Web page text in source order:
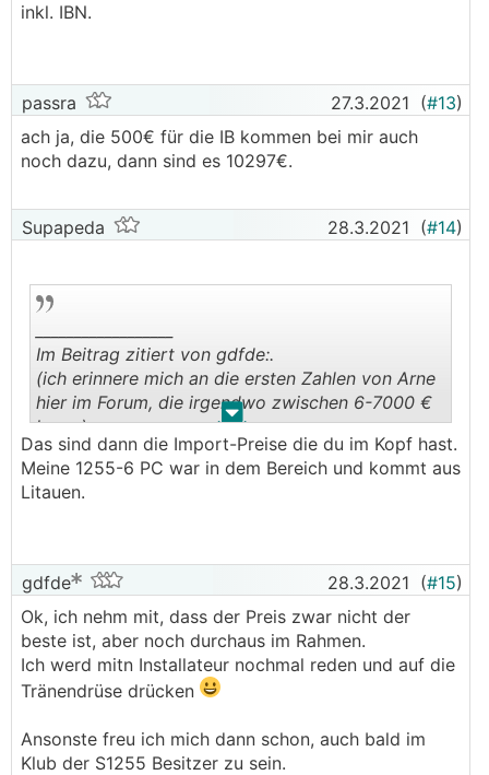
inkl. IBN.
passra 27.3.2021 (#13)
ach ja, die 500€ für die IB kommen bei mir auch
noch dazu, dann sind es 10297€.
Supapeda 28.3.2021 (#14)
. .
Im Beitrag zitiert von gdfde:.
(ich erinnere mich an die ersten Zahlen von Arne
hier im Forum, die irgendwo zwischen 6-7000 €
lagen).
Das sind dann die Import-Preise die du im Kopf hast.
Meine 1255-6 PC war in dem Bereich und kommt aus
Litauen.
gdfde 28.3.2021 (#15)
Ok, ich nehm mit, dass der Preis zwar nicht der
beste ist, aber noch durchaus im Rahmen.
Ich werd mitn Installateur nochmal reden und auf die
Tränendrüse drücken
Ansonste freu ich mich dann schon, auch bald im
Klub der S1255 Besitzer zu sein.